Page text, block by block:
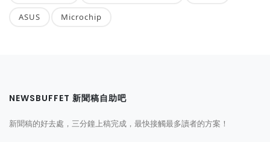
ASUS Microchip
NEWSBUFFET 新聞稿自助吧
新聞稿的好去處，三分鐘上稿完成，最快接觸最多讀者的方案！